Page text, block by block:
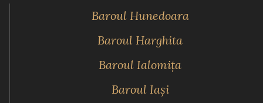
Baroul Hunedoara
Baroul Harghita
Baroul Ialomiţa
Baroul Iaşi